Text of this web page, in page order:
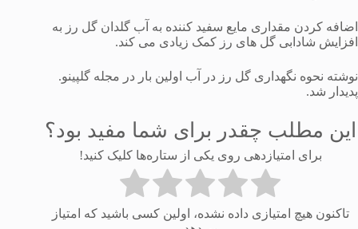
اضافه کردن مقداری مایع سفید کننده به آب گلدان گل رز به
افزایش شادابی گل های رز کمک زیادی می کند.
نوشته نحوه نگهداری گل رز در آب اولین بار در مجله گلپینو.
پدیدار شد.
این مطلب چقدر برای شما مفید بود؟
برای امتیازدهی روی یکی از ستاره‌ها کلیک کنید!
تاکنون هیچ امتیازی داده نشده، اولین کسی باشید که امتیاز